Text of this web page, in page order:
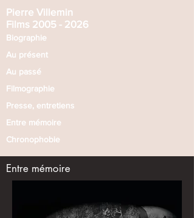
Pierre Villemin​
Films 2005 - 2026
Biographie
Au présent
Au passé​
Filmographie
Presse, entretiens
Entre mémoire
Chronophobie
Entre mémoire